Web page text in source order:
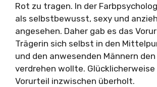
Rot zu tragen. In der
als selbstbewusst, sexy und
angesehen. Daher gab es das
Trägerin sich selbst in den
und den anwesenden Männern
verdrehen wollte.
Vorurteil inzwischen überholt.